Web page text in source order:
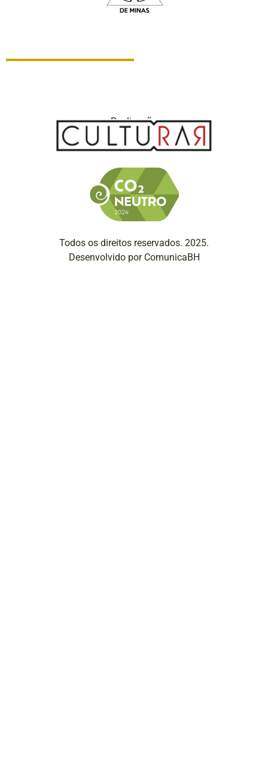
Realização
Todos os direitos reservados. 2025.
Desenvolvido por ComunicaBH